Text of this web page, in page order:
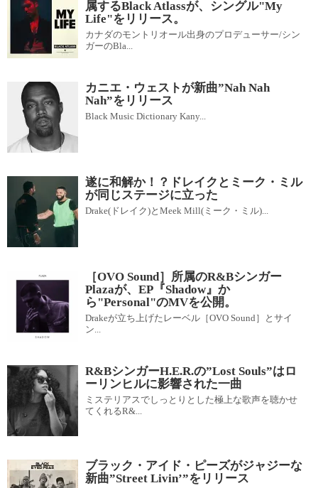
属するBlack Atlassが、シングル"My
Life"をリリース。
カナダのモントリオール出身のプロデューサー/シン
ガーのBla...
カニエ・ウェストが新曲”Nah Nah
Nah”をリリース
Black Music Dictionary Kany...
遂に和解か！？ドレイクとミーク・ミル
が同じステージに立った
Drake(ドレイク)とMeek Mill(ミーク・ミル)...
［OVO Sound］所属のR&Bシンガー
Plazaが、EP『Shadow』か
ら"Personal"のMVを公開。
Drakeが立ち上げたレーベル［OVO Sound］とサイ
ン...
R&BシンガーH.E.R.の”Lost Souls”はロ
ーリンヒルに影響された一曲
ミステリアスでしっとりとした極上な歌声を聴かせ
てくれるR&...
ブラック・アイド・ピーズがジャジーな
新曲”Street Livin’”をリリース